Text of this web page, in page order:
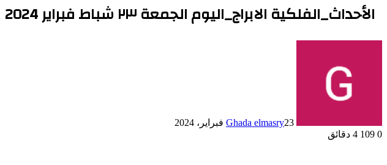
الأحداث_الفلكية الابراج_اليوم الجمعة ٢٣ شباط فبراير 2024
Ghada elmasry23 فبراير، 2024
0
4 دقائق